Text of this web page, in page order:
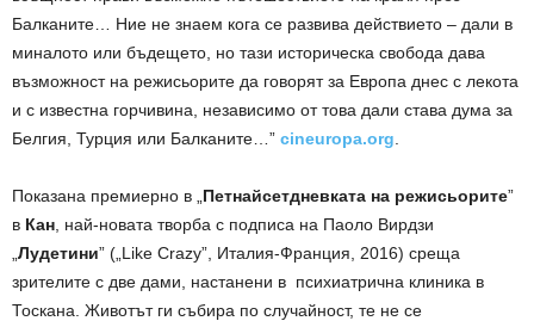
Балканите… Ние не знаем кога се развива действието – дали в
миналото или бъдещето, но тази историческа свобода дава
възможност на режисьорите да говорят за Европа днес с лекота
и с известна горчивина, независимо от това дали става дума за
Белгия, Турция или Балканите…” cineuropa.org
Показана премиерно в „ Петнайсетдневката на режисьорите”
в Кан , най-новата творба с подписа на Паоло Вирдзи
Лудетини” („Like Crazy”, Италия-Франция, 2016) среща
зрителите с две дами, настанени в психиатрична клиника в
Тоскана. Животът ги събира по случайност, те не се